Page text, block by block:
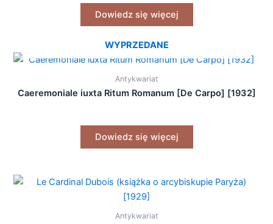
Dowiedz się więcej
WYPRZEDANE
Antykwariat
Caeremoniale iuxta Ritum Romanum [De Carpo] [1932]
Dowiedz się więcej
Antykwariat